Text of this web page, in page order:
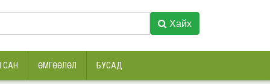
Хайх
САН ӨМГӨӨЛӨЛ БУСАД